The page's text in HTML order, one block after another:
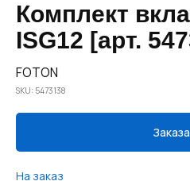
Комплект
ISG12 [арт.
FOTON
SKU: 5473138
На заказ